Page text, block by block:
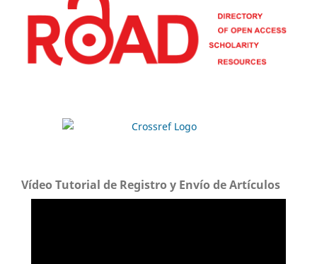
Vídeo Tutorial de Registro y Envío de Artículos